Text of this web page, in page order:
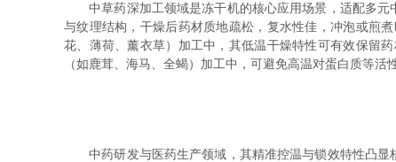
中草药深加工领域是冻干机的核心应用场景，适配多元
与纹理结构，干燥后药材质地疏松，复水性佳，冲泡或煎
花、薄荷、薰衣草）加工中，其低温干燥特性可有效保留
（如鹿茸、海马、全蝎）加工中，可避免高温对蛋白质等
中药研发与医药生产领域，其精准控温与锁效特性凸显